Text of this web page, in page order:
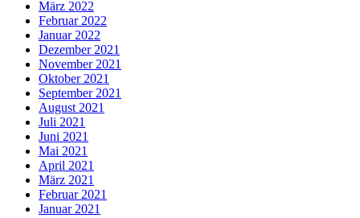
März 2022
Februar 2022
Januar 2022
Dezember 2021
November 2021
Oktober 2021
September 2021
August 2021
Juli 2021
Juni 2021
Mai 2021
April 2021
März 2021
Februar 2021
Januar 2021